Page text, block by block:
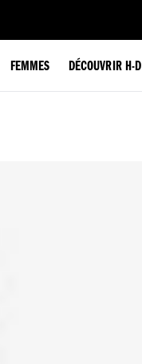
FEMMES DÉCOUVRIR H-D